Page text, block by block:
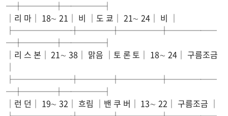
─┼────┼─────┤
│리 마│ 18∼ 21│ 비 │도 쿄│ 21∼ 24│ 비 │
├───────┼────┼─────┼──────
─┼────┼─────┤
│리 스 본│ 21∼ 38│ 맑음 │토 론 토│ 18∼ 24│ 구름조금
│
├───────┼────┼─────┼──────
─┼────┼─────┤
│런 던│ 19∼ 32│ 흐림 │밴 쿠 버│ 13∼ 22│ 구름조금 │